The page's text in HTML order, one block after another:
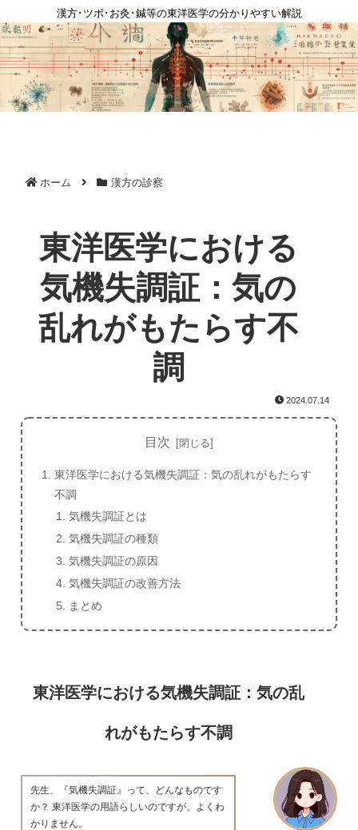
漢方･ツボ･お灸･鍼等の東洋医学の分かりやすい解説
ホーム 漢方の診察
東洋医学における
気機失調証：気の
乱れがもたらす不
調
2024.07.14
目次
東洋医学における気機失調証：気の乱れがもたらす
不調
気機失調証とは
気機失調証の種類
気機失調証の原因
気機失調証の改善方法
まとめ
東洋医学における気機失調証：気の乱
れがもたらす不調
先生、『気機失調証』って、どんなものです
か？ 東洋医学の用語らしいのですが、よくわ
かりません。